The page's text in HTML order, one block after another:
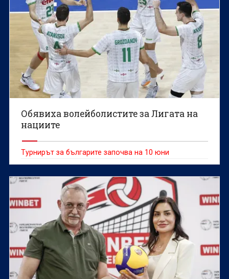
Обявиха волейболистите за Лигата на
нациите
Турнирът за българите започва на 10 юни